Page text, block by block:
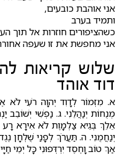
אני אוהבת כובעים,
ותמיד בערב
כשהציפורים חוזרות אל תוך
אני מחפשת את זו שעפה
שלוש קריאות
דוד אוהד
א. מִזְמוֹר לְדָוִד יְהוָה רֹעִי לֹא
מְנֻחוֹת יְנַהֲלֵנִי. ג. נַפְשִׁי יְשׁוֹבֵב
אֵלֵךְ בְּגֵיא צַלְמָוֶת לֹא אִירָא
יְנַחֲמֻנִי. ה. תַּעֲרֹךְ לְפָנַי שֻׁלְחָן
אַךְ טוֹב וָחֶסֶד יִרְדְּפוּנִי כָּל יְמֵי